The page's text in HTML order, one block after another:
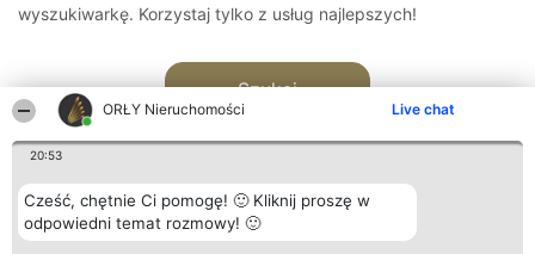
ORŁY Nieruchomości Live chat
20:53
Cześć, chętnie Ci pomogę! 🙂 Kliknij proszę w
odpowiedni temat rozmowy! 🙂
wyszukiwarkę. Korzystaj tylko z usług najlepszych!
Szukaj